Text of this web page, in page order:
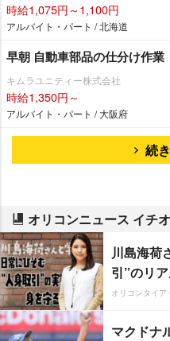
時給1,075円～1,100円
アルバイト・パート / 北海道
早朝 自動車部品の仕分け作業
キムラユニティー株式会社
時給1,350円～
アルバイト・パート / 大阪府
続
オリコンニュース イチ
川島海荷
引”のリ
オリコンタイア
マクドナ